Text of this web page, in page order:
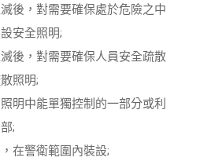
後，對需要確保處於危險之中
安全照明;
後，對需要確保人員安全疏散
照明;
明中能單獨控制的一部分或利
;
在警衛範圍內裝設;